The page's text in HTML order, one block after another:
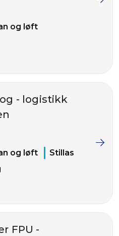
og løft
- logistikk
og løft
Stillas
FPU -